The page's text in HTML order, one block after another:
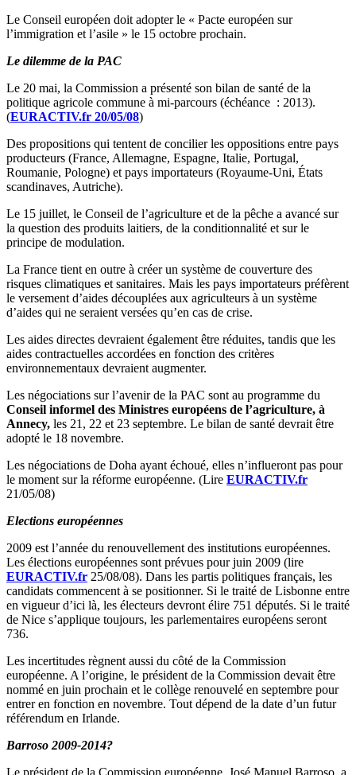
Le Conseil européen doit adopter le « Pacte européen sur
l’immigration et l’asile » le 15 octobre prochain.
Le dilemme de la PAC
Le 20 mai, la Commission a présenté son bilan de santé de la
politique agricole commune à mi-parcours (échéance : 2013).
(EURACTIV.fr 20/05/08)
Des propositions qui tentent de concilier les oppositions entre pays
producteurs (France, Allemagne, Espagne, Italie, Portugal,
Roumanie, Pologne) et pays importateurs (Royaume-Uni, États
scandinaves, Autriche).
Le 15 juillet, le Conseil de l’agriculture et de la pêche a avancé sur
la question des produits laitiers, de la conditionnalité et sur le
principe de modulation.
La France tient en outre à créer un système de couverture des
risques climatiques et sanitaires. Mais les pays importateurs préfèrent
le versement d’aides découplées aux agriculteurs à un système
d’aides qui ne seraient versées qu’en cas de crise.
Les aides directes devraient également être réduites, tandis que les
aides contractuelles accordées en fonction des critères
environnementaux devraient augmenter.
Les négociations sur l’avenir de la PAC sont au programme du
Conseil informel des Ministres européens de l’agriculture, à
Annecy, les 21, 22 et 23 septembre. Le bilan de santé devrait être
adopté le 18 novembre.
Les négociations de Doha ayant échoué, elles n’influeront pas pour
le moment sur la réforme européenne. (Lire EURACTIV.fr
21/05/08)
Elections européennes
2009 est l’année du renouvellement des institutions européennes.
Les élections européennes sont prévues pour juin 2009 (lire
EURACTIV.fr 25/08/08). Dans les partis politiques français, les
candidats commencent à se positionner. Si le traité de Lisbonne entre
en vigueur d’ici là, les électeurs devront élire 751 députés. Si le traité
de Nice s’applique toujours, les parlementaires européens seront
736.
Les incertitudes règnent aussi du côté de la Commission
européenne. A l’origine, le président de la Commission devait être
nommé en juin prochain et le collège renouvelé en septembre pour
entrer en fonction en novembre. Tout dépend de la date d’un futur
référendum en Irlande.
Barroso 2009-2014?
Le président de la Commission européenne, José Manuel Barroso, a